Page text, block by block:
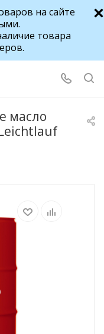
на сайте
товара
масло